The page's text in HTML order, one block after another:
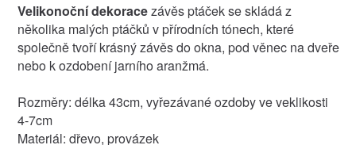
Velikonoční dekoracezávěs ptáček se skládá z
několika malých ptáčků v přírodních tónech, které
společně tvoří krásný závěs do okna, pod věnec na dveře
nebo k ozdobení jarního aranžmá.
Rozměry: délka 43cm, vyřezávané ozdoby ve veklikosti
4-7cm
Materiál: dřevo, provázek